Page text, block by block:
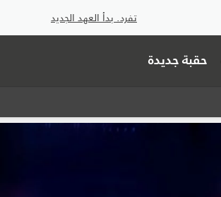
تفرد. بدأ العهد الجديد
حقبة جديدة